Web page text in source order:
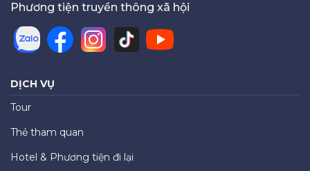
Phương tiện truyền thông xã hội
DỊCH VỤ
Tour
Thẻ tham quan
Hotel & Phương tiện đi lại